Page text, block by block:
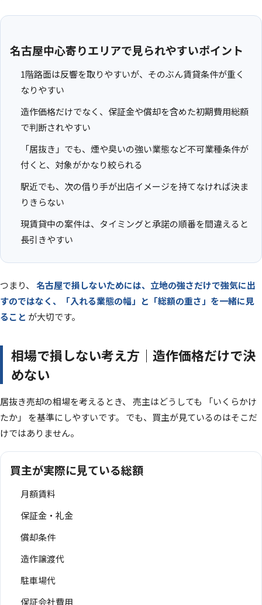
名古屋中心寄りエリアで見られやすいポイント
1階路面は反響を取りやすいが、そのぶん賃貸条件が重く
なりやすい
造作価格だけでなく、保証金や償却を含めた初期費用総額
で判断されやすい
「居抜き」でも、煙や臭いの強い業態など不可業種条件が
付くと、対象がかなり絞られる
駅近でも、次の借り手が出店イメージを持てなければ決ま
りきらない
現賃貸中の案件は、タイミングと承諾の順番を間違えると
長引きやすい
つまり、 名古屋で損しないためには、立地の強さだけで強気に出
すのではなく、「入れる業態の幅」と「総額の重さ」を一緒に見
ること が大切です。
相場で損しない考え方｜造作価格だけで決
めない
居抜き売却の相場を考えるとき、 売主はどうしても 「いくらかけ
たか」 を基準にしやすいです。 でも、買主が見ているのはそこだ
けではありません。
買主が実際に見ている総額
月額賃料
保証金・礼金
償却条件
造作譲渡代
駐車場代
保証会社費用